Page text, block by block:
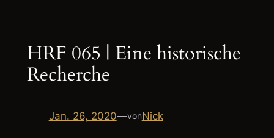
HRF 065 | Eine historische
Recherche
Jan. 26, 2020—vonNick